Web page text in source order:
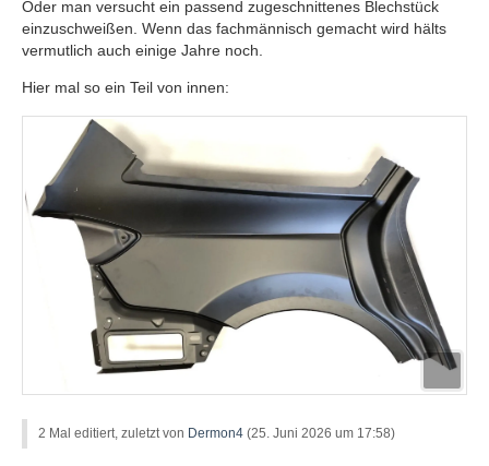
Oder man versucht ein passend zugeschnittenes Blechstück
einzuschweißen. Wenn das fachmännisch gemacht wird hälts
vermutlich auch einige Jahre noch.
Hier mal so ein Teil von innen:
2 Mal editiert, zuletzt von Dermon4 (25. Juni 2026 um 17:58)